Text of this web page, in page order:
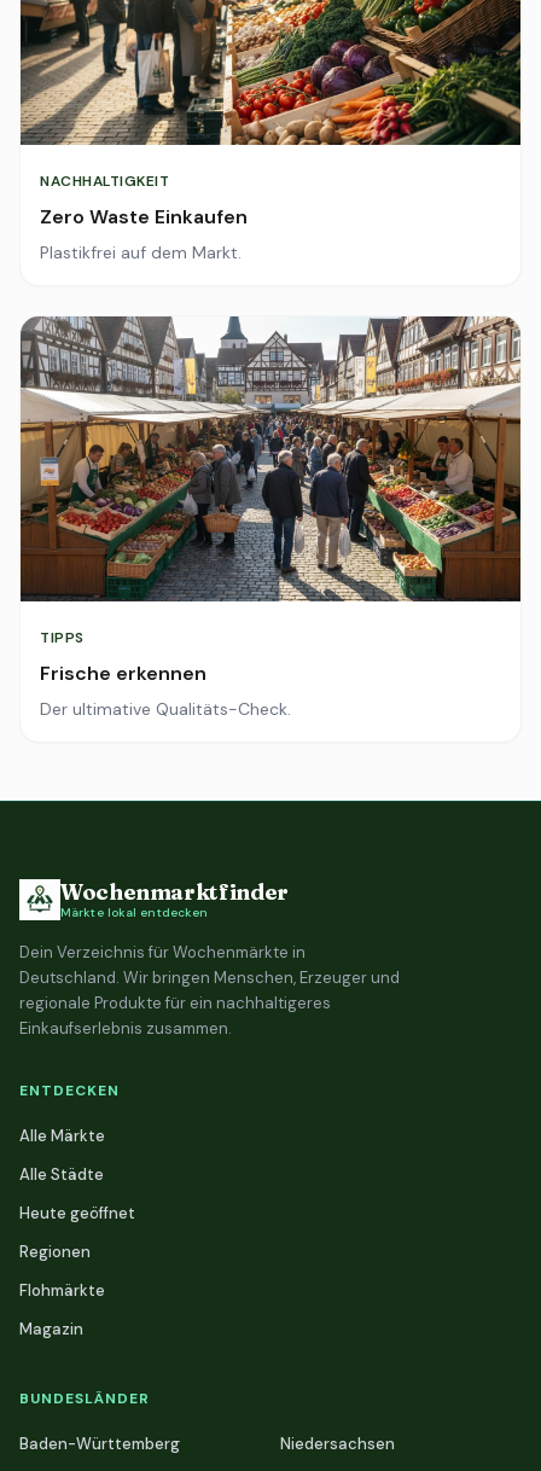
NACHHALTIGKEIT
Zero Waste Einkaufen
Plastikfrei auf dem Markt.
TIPPS
Frische erkennen
Der ultimative Qualitäts-Check.
Wochenmarktfinder
Märkte lokal entdecken
Dein Verzeichnis für Wochenmärkte in
Deutschland. Wir bringen Menschen, Erzeuger und
regionale Produkte für ein nachhaltigeres
Einkaufserlebnis zusammen.
ENTDECKEN
Alle Märkte
Alle Städte
Heute geöffnet
Regionen
Flohmärkte
Magazin
BUNDESLÄNDER
Baden-Württemberg
Niedersachsen